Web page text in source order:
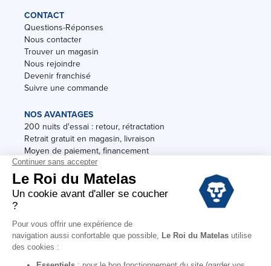
CONTACT
Questions-Réponses
Nous contacter
Trouver un magasin
Nous rejoindre
Devenir franchisé
Suivre une commande
NOS AVANTAGES
200 nuits d'essai : retour, rétractation
Retrait gratuit en magasin, livraison
Moyen de paiement, financement
Garantie
Destockage
Soldes